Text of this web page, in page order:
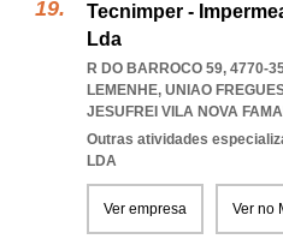
Tecnimper -
Lda
R DO BARROCO 59, 4770-
LEMENHE, UNIAO
JESUFREI VILA NOVA
Outras atividades
LDA
Ver empresa Ver no